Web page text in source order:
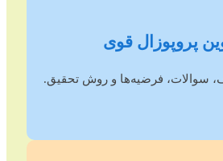
سوالات، فرضیه‌ها و روش تحقیق.